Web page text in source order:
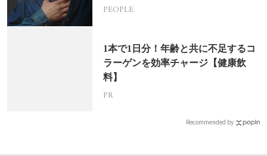
挑戦
PEOPLE
1本で1日分！年齢と共に不足するコ
ラーゲンを効率チャージ【健康飲
料】
PR
Recommended by